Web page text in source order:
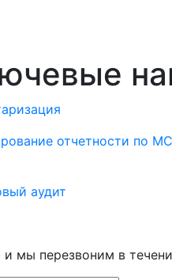
отчетности по
аудит
мы перезвоним в